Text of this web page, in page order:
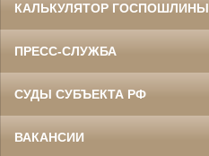
КАЛЬКУЛЯТОР ГОСПОШЛИНЫ
ПРЕСС-СЛУЖБА
СУДЫ СУБЪЕКТА РФ
ВАКАНСИИ